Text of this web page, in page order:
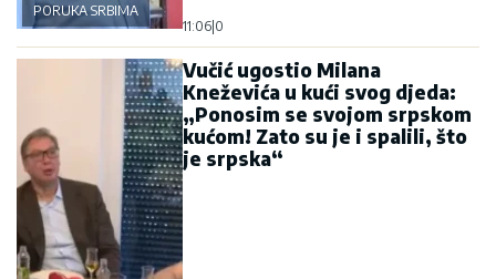
PORUKA SRBIMA
11:06 0
Vučić ugostio Milana
Kneževića u kući svog djeda:
„Ponosim se svojom srpskom
kućom! Zato su je i spalili, što
je srpska“